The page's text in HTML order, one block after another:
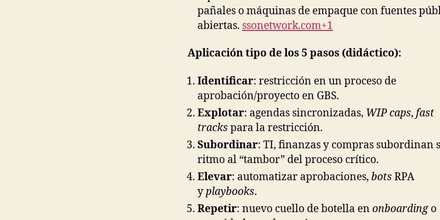
pañales o máquinas de empaque con fuentes
abiertas. ssonetwork.com+1
Aplicación tipo de los 5 pasos (didáctico):
Identificar: restricción en un proceso de
aprobación/proyecto en GBS.
Explotar: agendas sincronizadas, WIP caps, fast
tracks para la restricción.
Subordinar: TI, finanzas y compras subordinan
ritmo al “tambor” del proceso crítico.
Elevar: automatizar aprobaciones, bots RPA
yplaybooks.
Repetir: nuevo cuello de botella en onboardingo